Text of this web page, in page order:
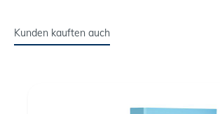
Kunden kauften auch